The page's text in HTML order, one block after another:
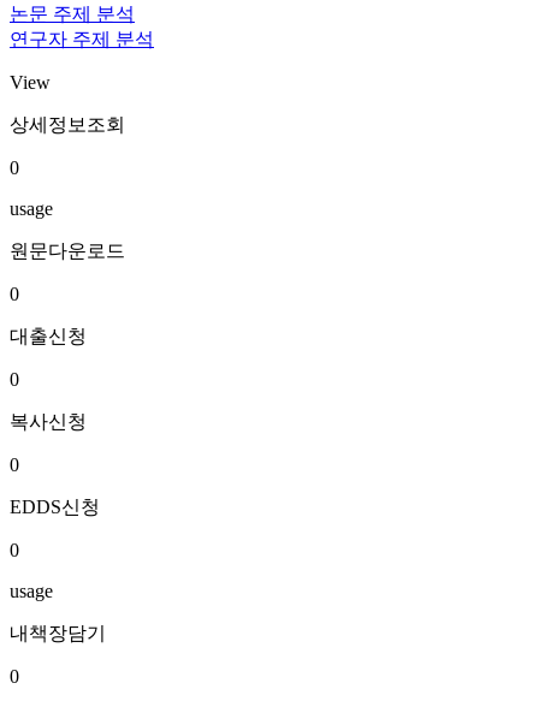
논문 주제 분석
연구자 주제 분석
View
상세정보조회
0
usage
원문다운로드
0
대출신청
0
복사신청
0
EDDS신청
0
usage
내책장담기
0